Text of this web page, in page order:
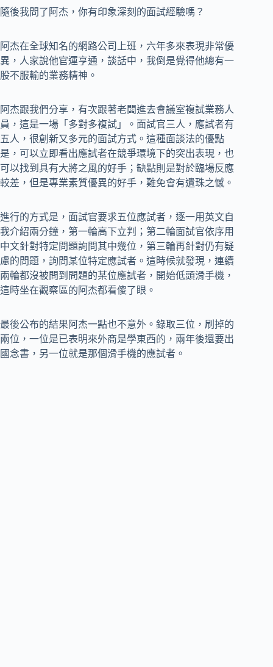
隨後我問了阿杰，你有印象深刻的面試經驗嗎？
阿杰在全球知名的網路公司上班，六年多來表現非常優
異，人家說他官運亨通，談話中，我倒是覺得他總有一
股不服輸的業務精神。
阿杰跟我們分享，有次跟著老闆進去會議室複試業務人
員，這是一場「多對多複試」。面試官三人，應試者有
五人，很創新又多元的面試方式。這種面談法的優點
是，可以立即看出應試者在競爭環境下的突出表現，也
可以找到具有大將之風的好手；缺點則是對於臨場反應
較差，但是專業素質優異的好手，難免會有遺珠之憾。
進行的方式是，面試官要求五位應試者，逐一用英文自
我介紹兩分鐘，第一輪高下立判；第二輪面試官依序用
中文針對特定問題詢問其中幾位，第三輪再針對仍有疑
慮的問題，詢問某位特定應試者。這時候就發現，連續
兩輪都沒被問到問題的某位應試者，開始低頭滑手機，
這時坐在觀察區的阿杰都看傻了眼。
最後公布的結果阿杰一點也不意外。錄取三位，刷掉的
兩位，一位是已表明來外商是學東西的，兩年後還要出
國念書，另一位就是那個滑手機的應試者。